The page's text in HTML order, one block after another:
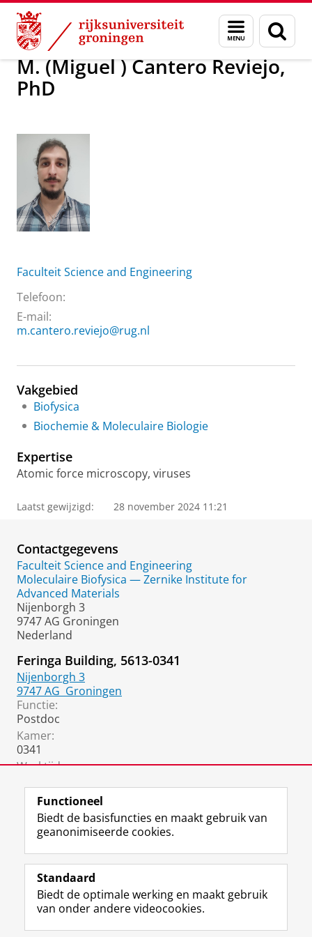
Skip
Content
Skip
Navigation
Menu
en
zoeken
Over ons M. (Miguel ) Cantero Reviejo, PhD
M. (Miguel ) Cantero Reviejo,
PhD
Faculteit Science and Engineering
Telefoon:
E-mail:
m.cantero.reviejo@rug.nl
Vakgebied
Biofysica
Biochemie & Moleculaire Biologie
Expertise
Atomic force microscopy, viruses
Laatst gewijzigd: 28 november 2024 11:21
Contactgegevens
Faculteit Science and Engineering
Moleculaire Biofysica — Zernike Institute for
Advanced Materials
Nijenborgh 3
9747 AG Groningen
Nederland
Feringa Building, 5613-0341
Nijenborgh 3
9747 AG Groningen
Functie:
Postdoc
Kamer:
0341
Werktijden:
Volg de RUG
F
a
e
b
L
i
k
e
R
S
-
f
I
n
t
Y
o
T
Studiekiezers
Functioneel
Biedt de basisfuncties en maakt gebruik van
geanonimiseerde cookies.
Standaard
Biedt de optimale werking en maakt gebruik
van onder andere videocookies.